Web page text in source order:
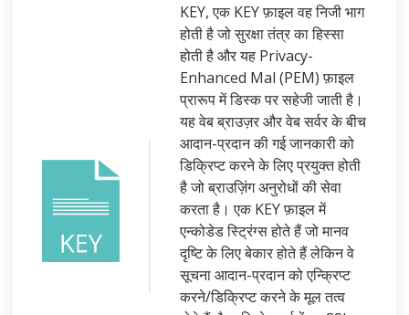
KEY, एक KEY फ़ाइल वह निजी भाग
होती है जो सुरक्षा तंत्र का हिस्सा
होती है और यह Privacy-
Enhanced Mal (PEM) फ़ाइल
प्रारूप में डिस्क पर सहेजी जाती है।
यह वेब ब्राउज़र और वेब सर्वर के बीच
आदान-प्रदान की गई जानकारी को
डिक्रिप्ट करने के लिए प्रयुक्त होती
है जो ब्राउज़िंग अनुरोधों की सेवा
करता है। एक KEY फ़ाइल में
एन्कोडेड स्ट्रिंग्स होते हैं जो मानव
दृष्टि के लिए बेकार होते हैं लेकिन वे
सूचना आदान-प्रदान को एन्क्रिप्ट
करने/डिक्रिप्ट करने के मूल तत्व